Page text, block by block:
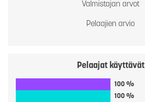
Valmistajan arvot
Pelaajien arvio
Pelaajat käyttävät
100 %
100 %